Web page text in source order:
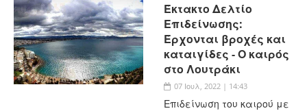
Έκτακτο Δελτίο
Επιδείνωσης:
Έρχονται βροχές και
καταιγίδες - Ο καιρός
στο Λουτράκι
07 Ιουλ, 2022 | 14:43
Επιδείνωση του καιρού με